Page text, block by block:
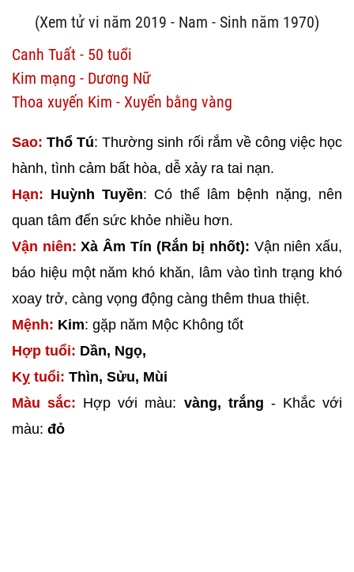
(Xem tử vi năm 2019 - Nam - Sinh năm 1970)
Canh Tuất - 50 tuổi
Kim mạng - Dương Nữ
Thoa xuyến Kim - Xuyến bằng vàng
Sao: Thổ Tú: Thường sinh rối rắm về công việc học
hành, tình cảm bất hòa, dễ xảy ra tai nạn.
Hạn: Huỳnh Tuyền: Có thể lâm bệnh nặng, nên
quan tâm đến sức khỏe nhiều hơn.
Vận niên: Xà Âm Tín (Rắn bị nhốt): Vận niên xấu,
báo hiệu một năm khó khăn, lâm vào tình trạng khó
xoay trở, càng vọng động càng thêm thua thiệt.
Mệnh: Kim: gặp năm Mộc Không tốt
Hợp tuổi: Dần, Ngọ,
Kỵ tuổi: Thìn, Sửu, Mùi
Màu sắc: Hợp với màu: vàng, trắng - Khắc với
màu: đỏ